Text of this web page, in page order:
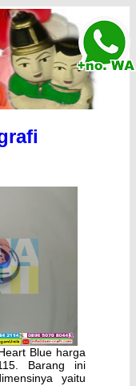
Blue harga
Barang ini
yaitu